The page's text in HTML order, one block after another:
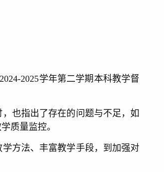
2025学年第二学期本科教学督
也指出了存在的问题与不足，如
质量监控。
方法、丰富教学手段，到加强对